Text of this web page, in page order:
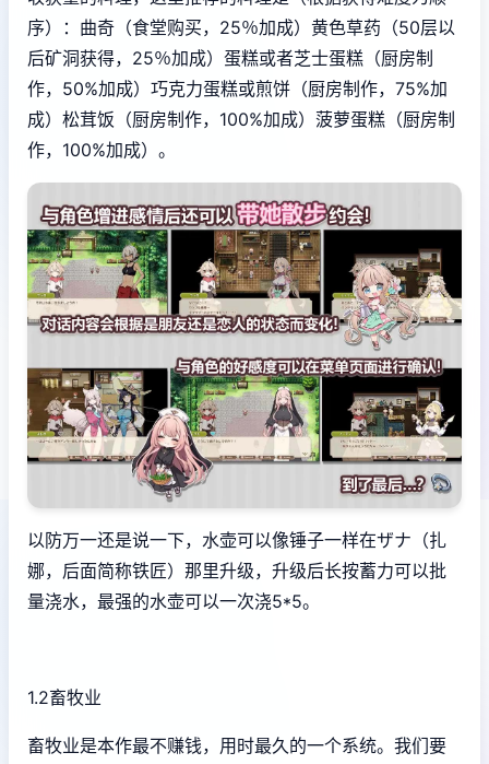
序）：曲奇（食堂购买，25％加成）黄色草药（50层以
后矿洞获得，25％加成）蛋糕或者芝士蛋糕（厨房制
作，50%加成）巧克力蛋糕或煎饼（厨房制作，75%加
成）松茸饭（厨房制作，100%加成）菠萝蛋糕（厨房制
作，100%加成）。
以防万一还是说一下，水壶可以像锤子一样在ザナ（扎
娜，后面简称铁匠）那里升级，升级后长按蓄力可以批
量浇水，最强的水壶可以一次浇5*5。
1.2畜牧业
畜牧业是本作最不赚钱，用时最久的一个系统。我们要